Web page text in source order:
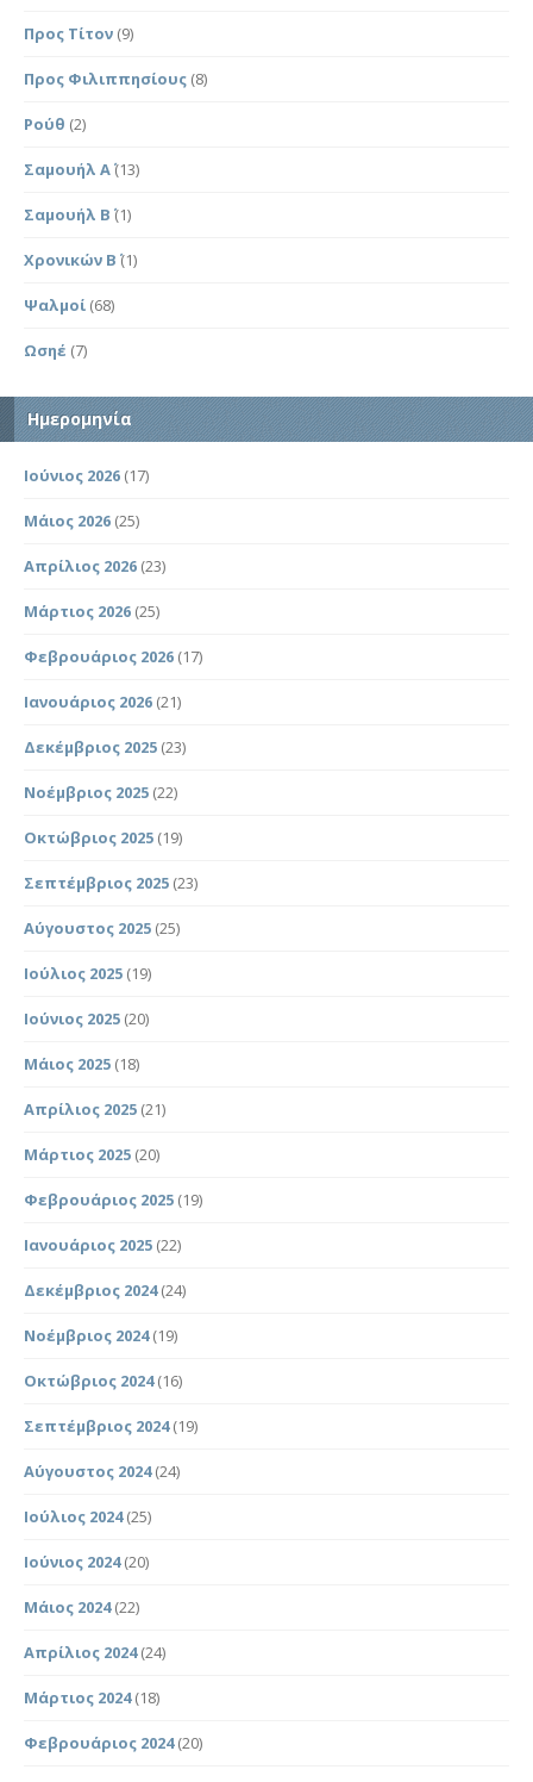
Προς Τίτον (9)
Προς Φιλιππησίους (8)
Ρούθ (2)
Σαμουήλ Α΄(13)
Σαμουήλ Β΄ (1)
Χρονικών Β΄ (1)
Ψαλμοί (68)
Ωσηέ (7)
Ημερομηνία
Ιούνιος 2026 (17)
Μάιος 2026 (25)
Απρίλιος 2026 (23)
Μάρτιος 2026 (25)
Φεβρουάριος 2026 (17)
Ιανουάριος 2026 (21)
Δεκέμβριος 2025 (23)
Νοέμβριος 2025 (22)
Οκτώβριος 2025 (19)
Σεπτέμβριος 2025 (23)
Αύγουστος 2025 (25)
Ιούλιος 2025 (19)
Ιούνιος 2025 (20)
Μάιος 2025 (18)
Απρίλιος 2025 (21)
Μάρτιος 2025 (20)
Φεβρουάριος 2025 (19)
Ιανουάριος 2025 (22)
Δεκέμβριος 2024(24)
Νοέμβριος 2024(19)
Οκτώβριος 2024(16)
Σεπτέμβριος 2024(19)
Αύγουστος 2024(24)
Ιούλιος 2024(25)
Ιούνιος 2024(20)
Μάιος 2024(22)
Απρίλιος 2024(24)
Μάρτιος 2024(18)
Φεβρουάριος 2024(20)